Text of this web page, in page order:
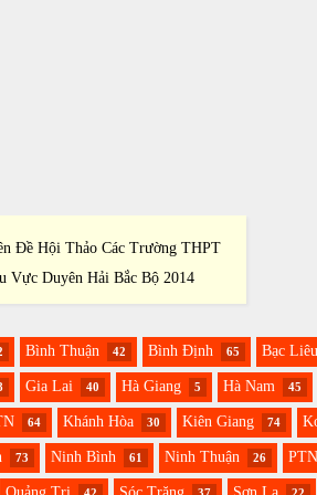
Đề Hội Thảo Các Trường THPT
Vực Duyên Hải Bắc Bộ 2014
Bình Thuận 42 Bình Định 65 Bạc Liêu
Gia Lai 40 Hà Giang 5 Hà Nam 45
64 Khánh Hòa 30 Kiên Giang 74
73 Ninh Bình 61 Ninh Thuận 26